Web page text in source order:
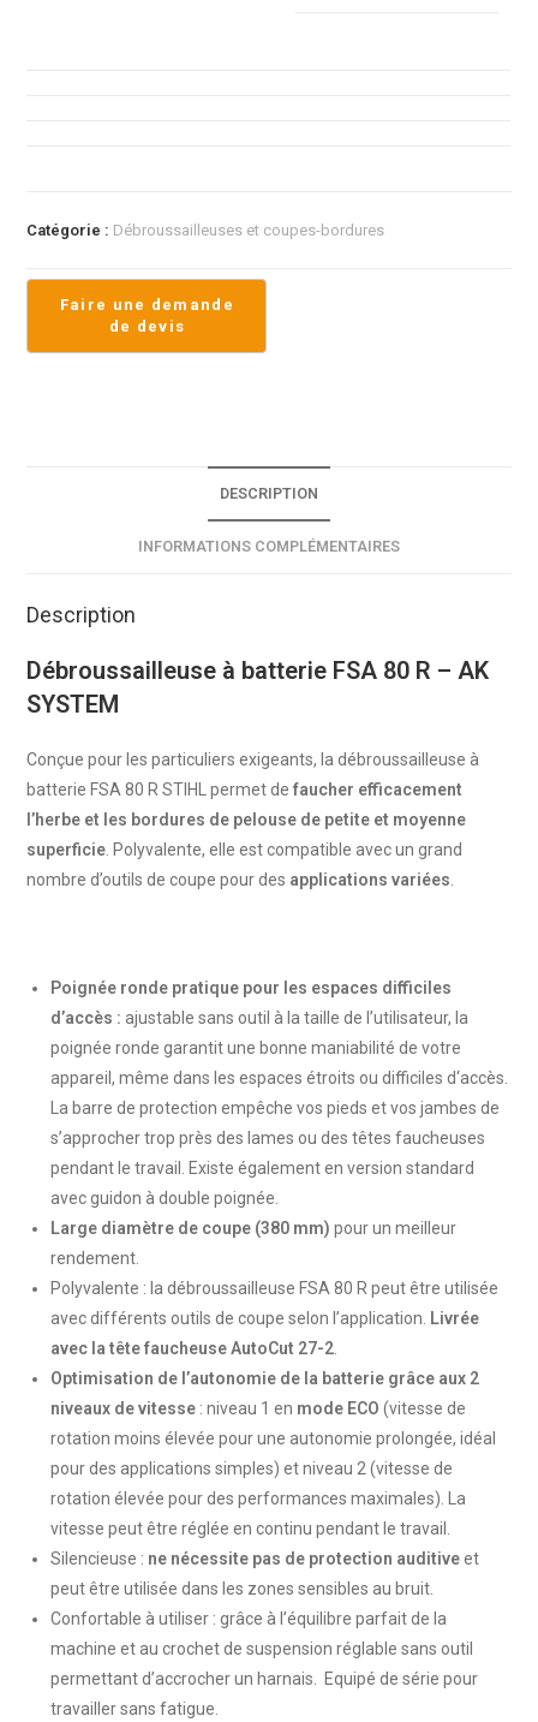
Catégorie : Débroussailleuses et coupes-bordures
DESCRIPTION
INFORMATIONS COMPLÉMENTAIRES
Description
Débroussailleuse à batterie FSA 80 R – AK
SYSTEM
Conçue pour les particuliers exigeants, la débroussailleuse à
batterie FSA 80 R STIHL permet defaucher efficacement
l’herbe et les bordures de pelouse de petite et moyenne
superficie . Polyvalente, elle est compatible avec un grand
nombre d’outils de coupe pour des applications variées
Poignée ronde pratique pour les espaces difficiles
d’accès : ajustable sans outil à la taille de l’utilisateur, la
poignée ronde garantit une bonne maniabilité de votre
appareil, même dans les espaces étroits ou difficiles d‘accès.
La barre de protection empêche vos pieds et vos jambes de
s’approcher trop près des lames ou des têtes faucheuses
pendant le travail. Existe également en version standard
avec guidon à double poignée.
Large diamètre de coupe (380 mm) pour un meilleur
rendement.
Polyvalente : la débroussailleuse FSA 80 R peut être utilisée
avec différents outils de coupe selon l’application. Livrée
avec la tête faucheuse AutoCut 27-2
Optimisation de l’autonomie de la batterie grâce aux 2
niveaux de vitesse : niveau 1 en mode ECO (vitesse de
rotation moins élevée pour une autonomie prolongée, idéal
pour des applications simples) et niveau 2 (vitesse de
rotation élevée pour des performances maximales). La
vitesse peut être réglée en continu pendant le travail.
Silencieuse : ne nécessite pas de protection auditiveet
peut être utilisée dans les zones sensibles au bruit.
Confortable à utiliser : grâce à l’équilibre parfait de la
machine et au crochet de suspension réglable sans outil
permettant d’accrocher un harnais. Equipé de série pour
travailler sans fatigue.